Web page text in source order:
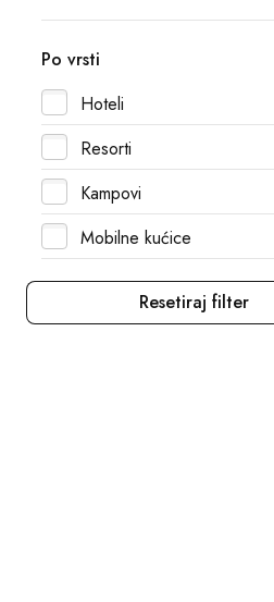
Po vrsti
Hoteli
Resorti
Kampovi
Mobilne kućice
Resetiraj filter